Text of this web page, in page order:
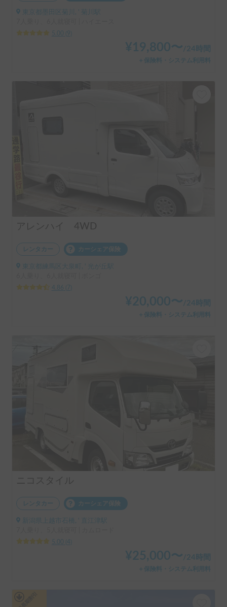
東京都墨田区菊川, ' 菊川駅
5.00
9
¥ 19,800〜 /24時間
＋保険料・システム利用料
アレンハイ 4WD
レンタカー カーシェア保険
東京都練馬区大泉町, ' 光が丘駅
4.86
7
¥20,000〜 /24時間
＋保険料・システム利用料
ニコスタイル
レンタカー カーシェア保険
新潟県上越市石橋, ' 直江津駅
5.00
4
¥25,000〜 /24時間
＋保険料・システム利用料